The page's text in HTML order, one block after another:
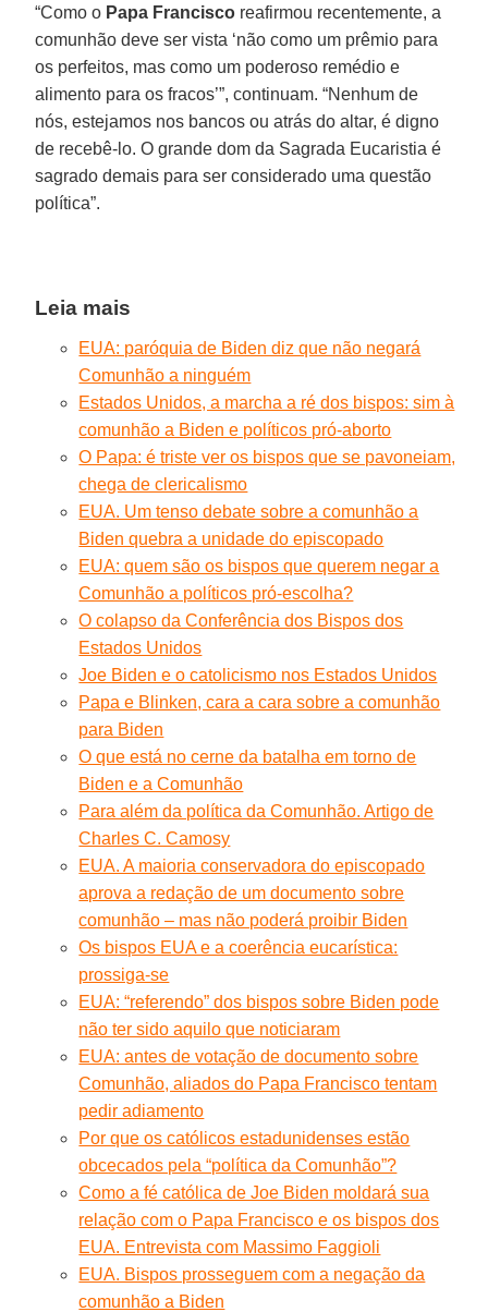
“Como o Papa Francisco reafirmou recentemente, a
comunhão deve ser vista ‘não como um prêmio para
os perfeitos, mas como um poderoso remédio e
alimento para os fracos’”, continuam. “Nenhum de
nós, estejamos nos bancos ou atrás do altar, é digno
de recebê-lo. O grande dom da Sagrada Eucaristia é
sagrado demais para ser considerado uma questão
política”.
Leia mais
EUA: paróquia de Biden diz que não negará
Comunhão a ninguém
Estados Unidos, a marcha a ré dos bispos: sim à
comunhão a Biden e políticos pró-aborto
O Papa: é triste ver os bispos que se pavoneiam,
chega de clericalismo
EUA. Um tenso debate sobre a comunhão a
Biden quebra a unidade do episcopado
EUA: quem são os bispos que querem negar a
Comunhão a políticos pró-escolha?
O colapso da Conferência dos Bispos dos
Estados Unidos
Joe Biden e o catolicismo nos Estados Unidos
Papa e Blinken, cara a cara sobre a comunhão
para Biden
O que está no cerne da batalha em torno de
Biden e a Comunhão
Para além da política da Comunhão. Artigo de
Charles C. Camosy
EUA. A maioria conservadora do episcopado
aprova a redação de um documento sobre
comunhão – mas não poderá proibir Biden
Os bispos EUA e a coerência eucarística:
prossiga-se
EUA: “referendo” dos bispos sobre Biden pode
não ter sido aquilo que noticiaram
EUA: antes de votação de documento sobre
Comunhão, aliados do Papa Francisco tentam
pedir adiamento
Por que os católicos estadunidenses estão
obcecados pela “política da Comunhão”?
Como a fé católica de Joe Biden moldará sua
relação com o Papa Francisco e os bispos dos
EUA. Entrevista com Massimo Faggioli
EUA. Bispos prosseguem com a negação da
comunhão a Biden